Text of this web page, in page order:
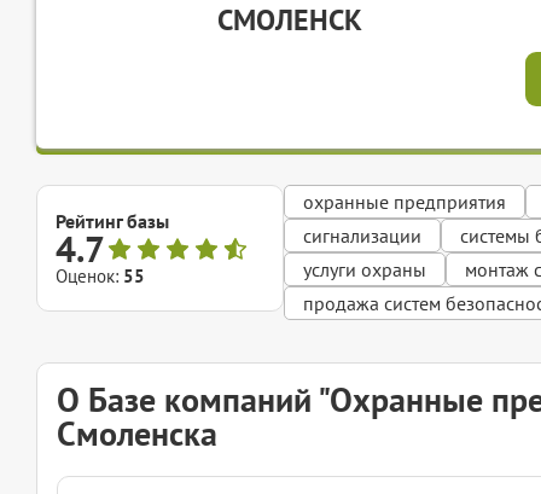
СМОЛЕНСК
Рейтинг базы
4.7
Оценок: 55
охранные предприятия
сигнализации
системы
услуги охраны
монтаж
продажа систем
О Базе компаний "Охранные
Смоленска